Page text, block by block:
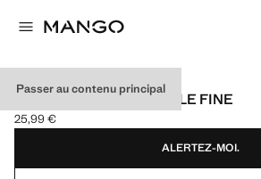
Passer au contenu principal
PULL 100 % LAINE MAILLE FINE
Prix actuel [25,99 € ]
25,99 €
Choisissez une couleur
ALERTEZ-MOI.